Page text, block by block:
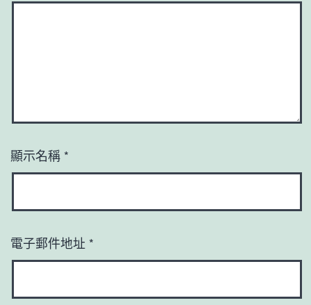
顯示名稱 *
電子郵件地址 *